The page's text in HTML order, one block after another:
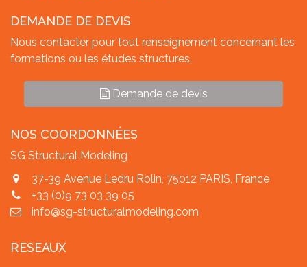
DEMANDE DE DEVIS
Nous contacter pour tout renseignement concernant les
formations ou les études structures.
Demande de devis
NOS COORDONNÉES
SG Structural Modeling
37-39 Avenue Ledru Rolin, 75012 PARIS, France
+33 (0)9 73 03 39 05
info@sg-structuralmodeling.com
RESEAUX